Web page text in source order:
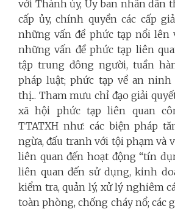
với Thành ủy, Ủy ban nhân dân
cấp ủy, chính quyền các cấp
những vấn đề phức tạp nổi lên
những vấn đề phức tạp liên
tập trung đông người, tuần
pháp luật; phức tạp về an
thị... Tham mưu chỉ đạo giải
xã hội phức tạp liên quan
TTATXH như: các biện pháp
ngừa, đấu tranh với tội phạm và
liên quan đến hoạt động “tín
liên quan đến sử dụng, kinh
kiểm tra, quản lý, xử lý nghiêm
toàn phòng, chống cháy nổ; các